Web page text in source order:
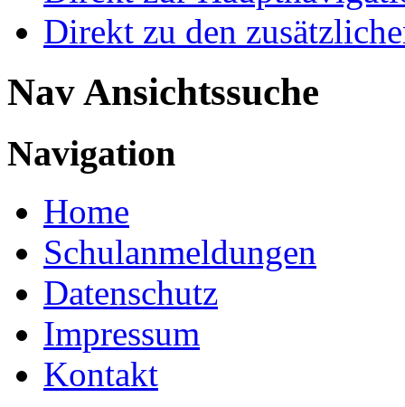
Direkt zu den
Nav Ansichtssuche
Navigation
Home
Schulanmeldungen
Datenschutz
Impressum
Kontakt